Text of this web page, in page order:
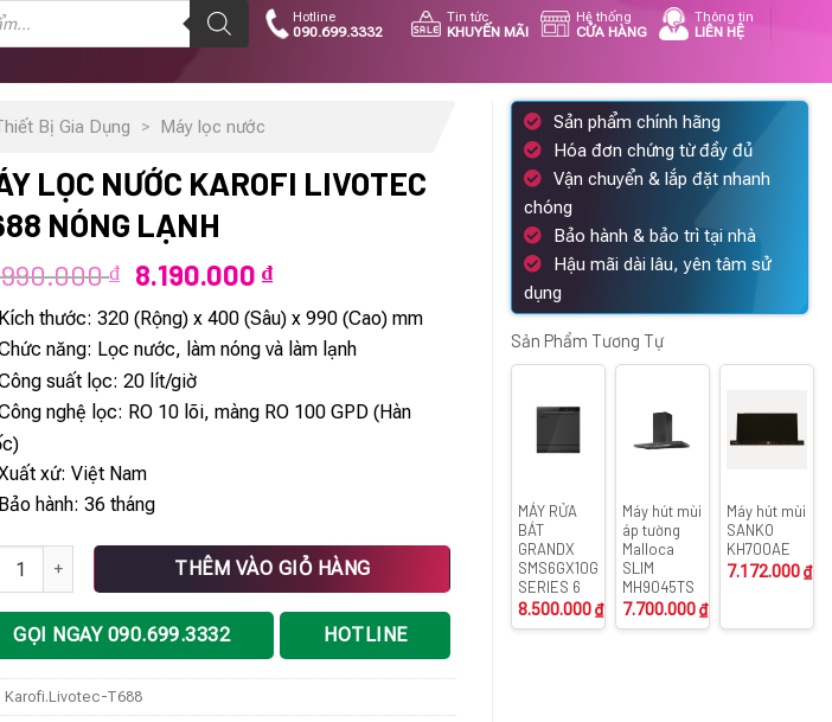
Hotline
090.699.3332
Tin tức
KHUYẾN MÃI
Hệ thống
CỬA HÀNG
Thông tin
LIÊN HỆ
Bị Gia Dụng > Máy lọc nước
LỌC NƯỚC KAROFI LIVOTEC
NÓNG LẠNH
₫
Giá
gốc
là:
13.990.000 ₫.
8.190.000 ₫Giá
hiện
tại
là:
Kích thước: 320 (Rộng) x 400 (Sâu) x 990 (Cao) mm
năng: Lọc nước, làm nóng và làm lạnh
suất lọc: 20 lít/giờ
nghệ lọc: RO 10 lõi, màng RO 100 GPD (Hàn
xứ: Việt Nam
Bảo hành: 36 tháng
lọc nước Karofi Livotec T688 nóng lạnh số lượng
THÊM VÀO GIỎ HÀNG
GỌI NGAY 090.699.3332 HOTLINE
Karofi.Livotec-T688
Sản phẩm chính hãng
Hóa đơn chứng từ đầy đủ
Vận chuyển & lắp đặt nhanh
chóng
Bảo hành & bảo trì tại nhà
Hậu mãi dài lâu, yên tâm sử
dụng
Sản Phẩm Tương Tự
MÁY RỬA
BÁT
GRANDX
SMS6GX10G
SERIES 6
8.500.000₫
Máy hút mùi
áp tường
Malloca
SLIM
MH9045TS
7.700.000₫
Máy hút mùi
SANKO
KH700AE
7.172.000₫